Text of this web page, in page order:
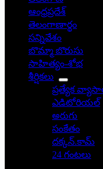
ఆంధ్రప్రదేశ్
తెలంగాణార్థం
సన్నివేశం
బొమ్మా బొరుసు
సాహిత్యం-శోభ
శీర్షికలు
ప్రత్యేక
ఎడిటోరియల్
అరుగు
సంకేతం
దక్కన్.కామ్
24 గంటలు